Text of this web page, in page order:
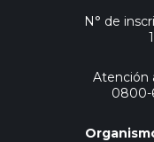
N° de
Atención
0800-